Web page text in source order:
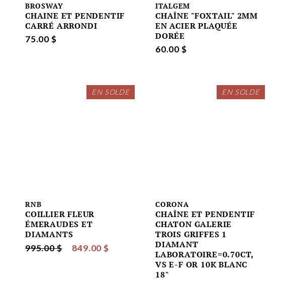
BROSWAY
CHAINE ET PENDENTIF
CARRÉ ARRONDI
75.00 $
ITALGEM
CHAÎNE "FOXTAIL" 2MM
EN ACIER PLAQUÉE
DORÉE
60.00 $
EN SOLDE
RNB
COILLIER FLEUR
ÉMERAUDES ET
DIAMANTS
995.00 $ 849.00 $
EN SOLDE
CORONA
CHAÎNE ET PENDENTIF
CHATON GALERIE
TROIS GRIFFES 1
DIAMANT
LABORATOIRE=0.70CT,
VS E-F OR 10K BLANC
18"